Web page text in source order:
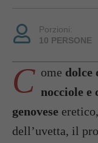
Porzioni:
10 PERSONE
C ome dolce
nocciole e
genovese
dell’uvetta, il